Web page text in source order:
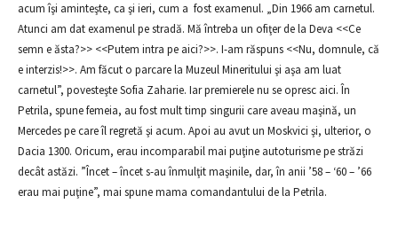
acum îşi aminteşte, ca şi ieri, cum a fost examenul. „Din 1966 am carnetul.
Atunci am dat examenul pe stradă. Mă întreba un ofiţer de la Deva <<Ce
semn e ăsta?>> <<Putem intra pe aici?>>. I-am răspuns <<Nu, domnule, că
e interzis!>>. Am făcut o parcare la Muzeul Mineritului şi aşa am luat
carnetul”, povesteşte Sofia Zaharie. Iar premierele nu se opresc aici. În
Petrila, spune femeia, au fost mult timp singurii care aveau maşină, un
Mercedes pe care îl regretă şi acum. Apoi au avut un Moskvici şi, ulterior, o
Dacia 1300. Oricum, erau incomparabil mai puţine autoturisme pe străzi
decât astăzi. ”Încet – încet s-au înmulţit maşinile, dar, în anii ’58 – ‘60 – ’66
erau mai puţine”, mai spune mama comandantului de la Petrila.